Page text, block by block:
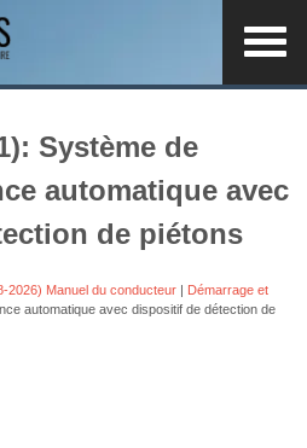
Système de
automatique avec
de piétons
2026) Manuel du conducteur | Démarrage et
automatique avec dispositif de détection de